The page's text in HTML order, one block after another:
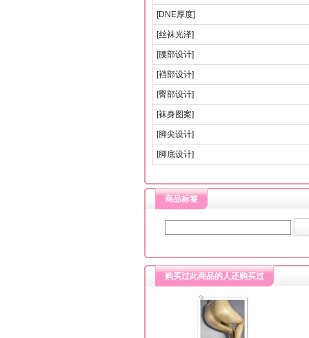
[DNE厚度]
[丝袜光泽]
[腰部设计]
[裆部设计]
[臀部设计]
[袜身图案]
[脚尖设计]
[脚底设计]
商品标签
购买过此商品的人还购买过